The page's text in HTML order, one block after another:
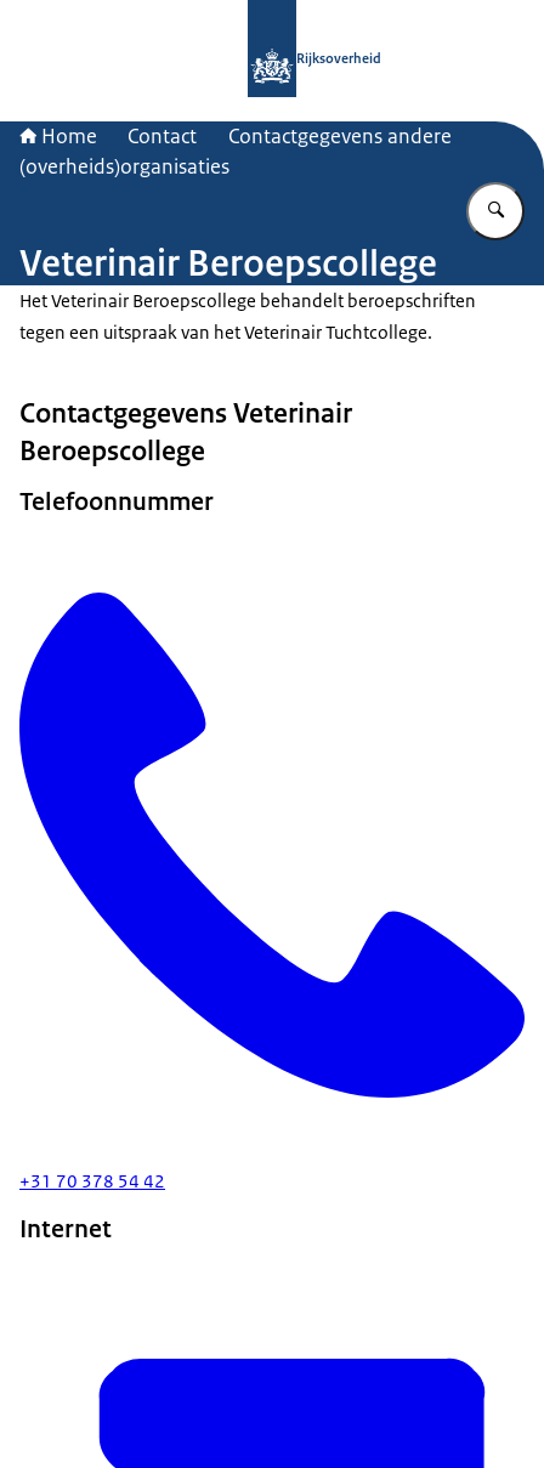
Rijksoverheid
Home Contact
Contactgegevens andere
(overheids)organisaties
Veterinair Beroepscollege
Het Veterinair Beroepscollege behandelt beroepschriften
tegen een uitspraak van het Veterinair Tuchtcollege.
Contactgegevens Veterinair
Beroepscollege
Telefoonnummer
+31 70 378 54 42
Internet